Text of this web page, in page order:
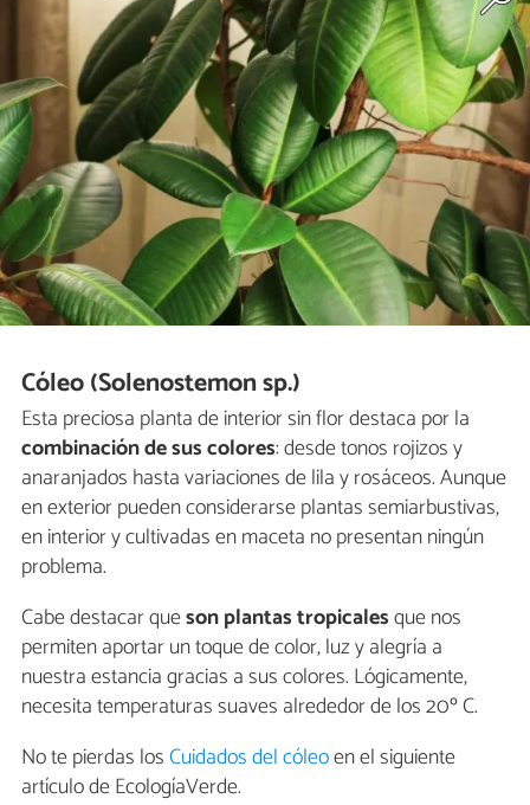
Cóleo (Solenostemon sp.)
Esta preciosa planta de interior sin flor destaca por la
combinación de sus colores: desde tonos rojizos y
anaranjados hasta variaciones de lila y rosáceos. Aunque
en exterior pueden considerarse plantas semiarbustivas,
en interior y cultivadas en maceta no presentan ningún
problema.
Cabe destacar queson plantas tropicalesque nos
permiten aportar un toque de color, luz y alegría a
nuestra estancia gracias a sus colores. Lógicamente,
necesita temperaturas suaves alrededor de los 20º C.
No te pierdas losCuidados del cóleoen el siguiente
artículo de EcologíaVerde.